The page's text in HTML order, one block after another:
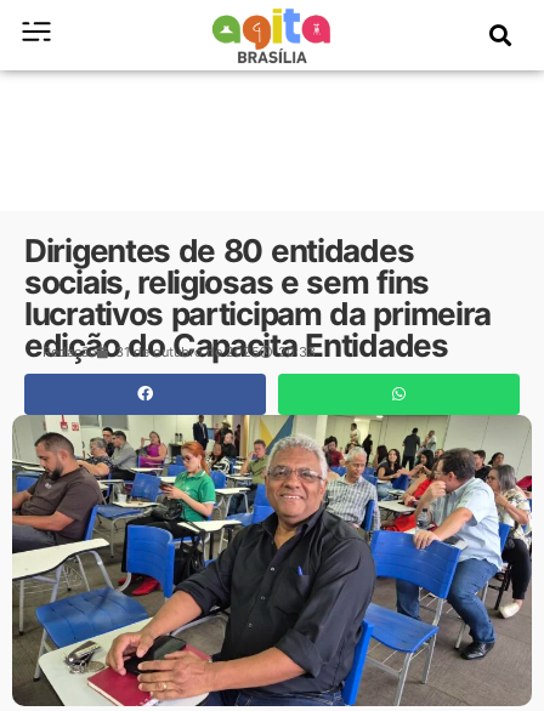
Dirigentes de 80 entidades
sociais, religiosas e sem fins
lucrativos participam da primeira
edição do Capacita Entidades
Redação 31 de outubro de 2025 20:33